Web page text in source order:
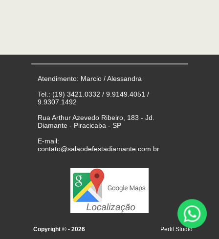
Atendimento: Marcio / Alessandra
Tel.: (19) 3421.0332 / 9.9149.4051 /
9.9307.1492
Rua Arthur Azevedo Ribeiro, 183 - Jd.
Diamante - Piracicaba - SP
E-mail:
contato@salaodefestadiamante.com.br
Copyright © - 2026 Perfil Studio